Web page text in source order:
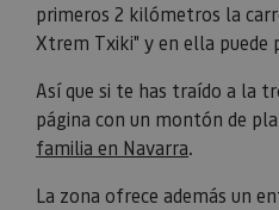
primeros 2 kilómetros la
Xtrem Txiki" y en ella
Así que si te has traído a la
página con un montón de
familia en Navarra.
La zona ofrece además un